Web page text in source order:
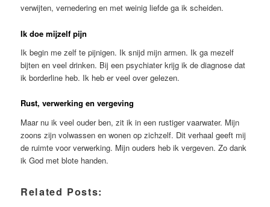
verwijten, vernedering en met weinig liefde ga ik scheiden.
Ik doe mijzelf pijn
Ik begin me zelf te pijnigen. Ik snijd mijn armen. Ik ga mezelf
bijten en veel drinken. Bij een psychiater krijg ik de diagnose dat
ik borderline heb. Ik heb er veel over gelezen.
Rust, verwerking en vergeving
Maar nu ik veel ouder ben, zit ik in een rustiger vaarwater. Mijn
zoons zijn volwassen en wonen op zichzelf. Dit verhaal geeft mij
de ruimte voor verwerking. Mijn ouders heb ik vergeven. Zo dank
ik God met blote handen.
Related Posts: